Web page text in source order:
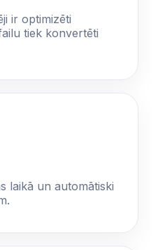
ir optimizēti
tiek konvertēti
laikā un automātiski